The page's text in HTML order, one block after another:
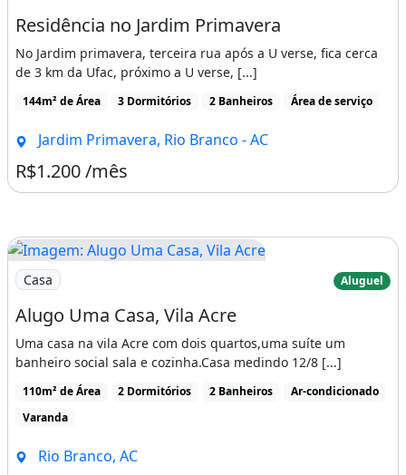
Residência no Jardim Primavera
No Jardim primavera, terceira rua após a U verse, fica cerca
de 3 km da Ufac, próximo a U verse, [...]
144m² de Área 3 Dormitórios 2 Banheiros Área de serviço
Jardim Primavera, Rio Branco - AC
R$1.200 /mês
Imagem: Alugo Uma Casa, Vila Acre
Casa Aluguel
Alugo Uma Casa, Vila Acre
Uma casa na vila Acre com dois quartos,uma suíte um
banheiro social sala e cozinha.Casa medindo 12/8 [...]
110m² de Área 2 Dormitórios 2 Banheiros
Ar-condicionado
Varanda
Rio Branco, AC